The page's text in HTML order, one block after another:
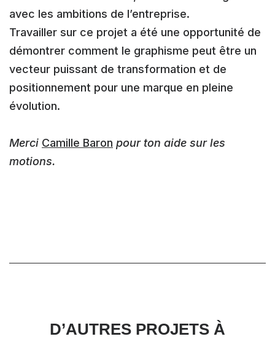
avec les ambitions de l’entreprise.
Travailler sur ce projet a été une opportunité de
démontrer comment le graphisme peut être un
vecteur puissant de transformation et de
positionnement pour une marque en pleine
évolution.
Merci Camille Baron pour ton aide sur les
motions.
D’AUTRES PROJETS À